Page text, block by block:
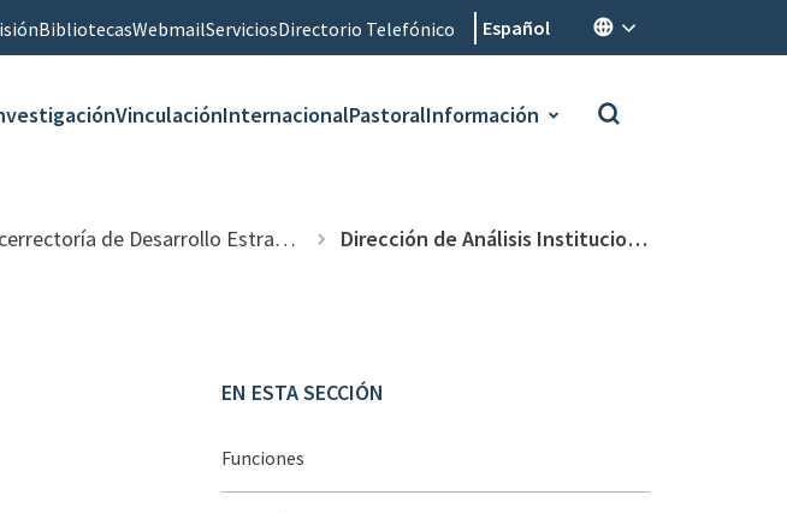
BibliotecasWebmailServiciosDirectorio Telefónico Español
VinculaciónInternacionalPastoralInformación
de Desarrollo Estratégico y Calidad Dirección de Análisis Institucional
EN ESTA SECCIÓN
Funciones